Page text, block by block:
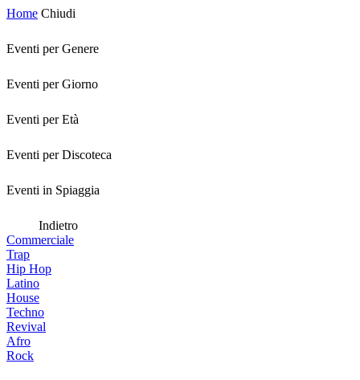
Home Chiudi
Eventi per Genere
Eventi per Giorno
Eventi per Età
Eventi per Discoteca
Eventi in Spiaggia
Indietro
Commerciale
Trap
Hip Hop
Latino
House
Techno
Revival
Afro
Rock